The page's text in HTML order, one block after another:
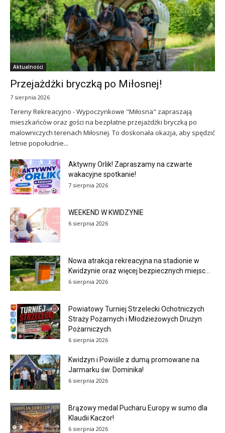
Aktualności
Przejażdżki bryczką po Miłosnej!
7 sierpnia 2026
Tereny Rekreacyjno - Wypoczynkowe "Miłosna" zapraszają
mieszkańców oraz gości na bezpłatne przejażdżki bryczką po
malowniczych terenach Miłosnej. To doskonała okazja, aby spędzić
letnie popołudnie...
Aktywny Orlik! Zapraszamy na czwarte
wakacyjne spotkanie!
7 sierpnia 2026
WEEKEND W KWIDZYNIE
6 sierpnia 2026
Nowa atrakcja rekreacyjna na stadionie w
Kwidzynie oraz więcej bezpiecznych miejsc...
6 sierpnia 2026
Powiatowy Turniej Strzelecki Ochotniczych
Straży Pożarnych i Młodzieżowych Drużyn
Pożarniczych.
6 sierpnia 2026
Kwidzyn i Powiśle z dumą promowane na
Jarmarku św. Dominika!
6 sierpnia 2026
Brązowy medal Pucharu Europy w sumo dla
Klaudii Kaczor!
6 sierpnia 2026